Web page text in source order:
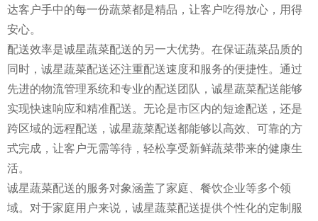
达客户手中的每一份蔬菜都是精品，让客户吃得放心，用得
安心。
配送效率是诚星蔬菜配送的另一大优势。在保证蔬菜品质的
同时，诚星蔬菜配送还注重配送速度和服务的便捷性。通过
先进的物流管理系统和专业的配送团队，诚星蔬菜配送能够
实现快速响应和精准配送。无论是市区内的短途配送，还是
跨区域的远程配送，诚星蔬菜配送都能够以高效、可靠的方
式完成，让客户无需等待，轻松享受新鲜蔬菜带来的健康生
活。
诚星蔬菜配送的服务对象涵盖了家庭、餐饮企业等多个领
域。对于家庭用户来说，诚星蔬菜配送提供个性化的定制服